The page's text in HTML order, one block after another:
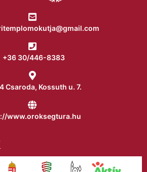
+36 30/446-8383
Csaroda, Kossuth u. 7.
www.oroksegtura.hu